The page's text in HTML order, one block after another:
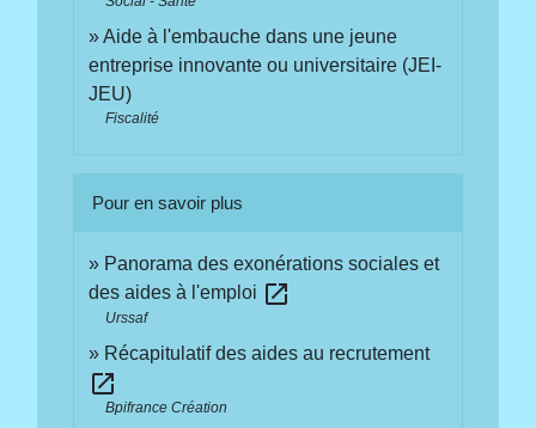
Aide à l'embauche dans une jeune
entreprise innovante ou universitaire (JEI-
JEU)
Fiscalité
Pour en savoir plus
Panorama des exonérations sociales et
des aides à l'emploi open_in_new
Urssaf
Récapitulatif des aides au recrutement
open_in_new
Bpifrance Création